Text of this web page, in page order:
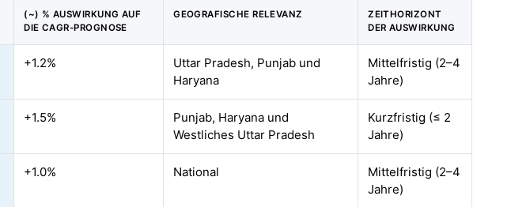
(~) % AUSWIRKUNG AUF
DIE CAGR-PROGNOSE
GEOGRAFISCHE RELEVANZ
ZEITHORIZONT
DER AUSWIRKUNG
+1.2%
Uttar Pradesh, Punjab und
Haryana
Mittelfristig (2–4
Jahre)
+1.5%
Punjab, Haryana und
Westliches Uttar Pradesh
Kurzfristig (≤ 2
Jahre)
+1.0% National
Mittelfristig (2–4
Jahre)